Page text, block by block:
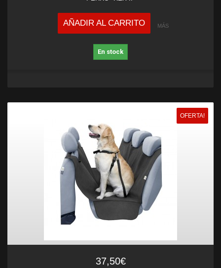
AÑADIR AL CARRITO MÁS
En stock
OFERTA!
37,50€